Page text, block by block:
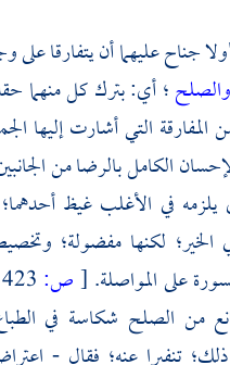
جناح عليهما أن يتفارقا
والصلح؛ أي: بترك كل منهما
التي أشارت إليها
الكامل بالرضا من
يلزمه في الأغلب غيظ
لكنها مفضولة؛
على المواصلة. [ص:
من الصلح شكاسة في